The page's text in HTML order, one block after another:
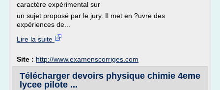
caractère expérimental sur
un sujet proposé par le jury. Il met en ?uvre des
expériences de...
Lire la suite
Site : http://www.examenscorriges.com
Télécharger devoirs physique chimie 4eme
lycee pilote ...